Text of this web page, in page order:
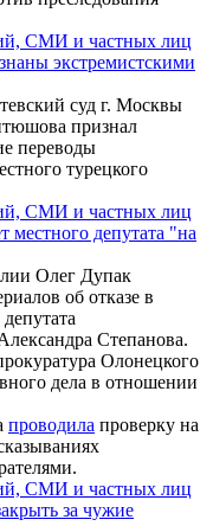
СМИ и частных лиц
экстремистскими
суд г. Москвы
признал
переводы
турецкого
СМИ и частных лиц
местного депутата "на
Олег Дупак
об отказе в
Степанова.
Олонецкого
дела в отношении
проводила проверку на
СМИ и частных лиц
за чужие